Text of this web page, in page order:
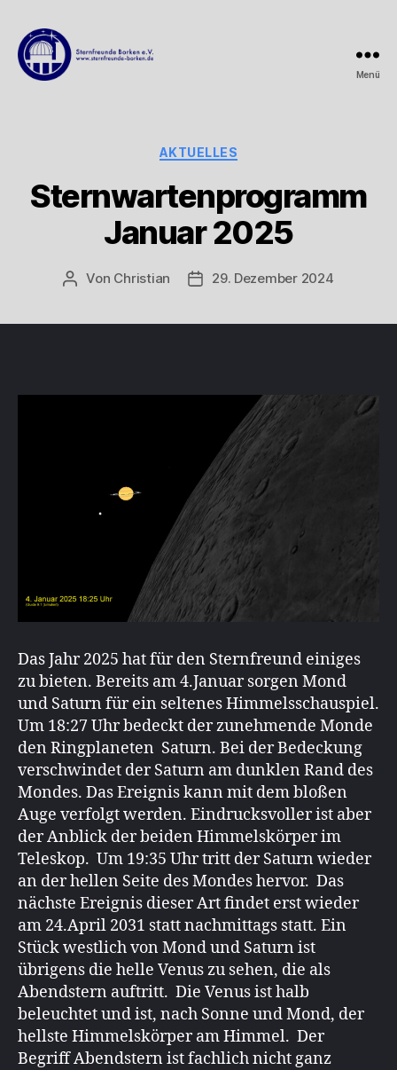
Menü
Kategorien
AKTUELLES
Sternwartenprogramm
Januar 2025
Beitragsautor
Von Christian Beitragsdatum
29. Dezember 2024
Das Jahr 2025 hat für den Sternfreund einiges
zu bieten. Bereits am 4.Januar sorgen Mond
und Saturn für ein seltenes Himmelsschauspiel.
Um 18:27 Uhr bedeckt der zunehmende Monde
den Ringplaneten Saturn. Bei der Bedeckung
verschwindet der Saturn am dunklen Rand des
Mondes. Das Ereignis kann mit dem bloßen
Auge verfolgt werden. Eindrucksvoller ist aber
der Anblick der beiden Himmelskörper im
Teleskop. Um 19:35 Uhr tritt der Saturn wieder
an der hellen Seite des Mondes hervor. Das
nächste Ereignis dieser Art findet erst wieder
am 24.April 2031 statt nachmittags statt. Ein
Stück westlich von Mond und Saturn ist
übrigens die helle Venus zu sehen, die als
Abendstern auftritt. Die Venus ist halb
beleuchtet und ist, nach Sonne und Mond, der
hellste Himmelskörper am Himmel. Der
Begriff Abendstern ist fachlich nicht ganz